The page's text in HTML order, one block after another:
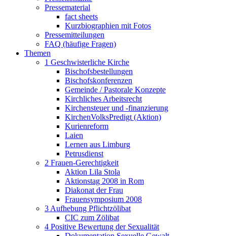
Pressematerial
fact sheets
Kurzbiographien mit Fotos
Pressemitteilungen
FAQ (häufige Fragen)
Themen
1 Geschwisterliche Kirche
Bischofsbestellungen
Bischofskonferenzen
Gemeinde / Pastorale Konzepte
Kirchliches Arbeitsrecht
Kirchensteuer und -finanzierung
KirchenVolksPredigt (Aktion)
Kurienreform
Laien
Lernen aus Limburg
Petrusdienst
2 Frauen-Gerechtigkeit
Aktion Lila Stola
Aktionstag 2008 in Rom
Diakonat der Frau
Frauensymposium 2008
3 Aufhebung Pflichtzölibat
CIC zum Zölibat
4 Positive Bewertung der Sexualität